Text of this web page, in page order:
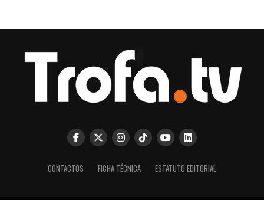
CONTACTOS FICHA TÉCNICA ESTATUTO EDITORIAL